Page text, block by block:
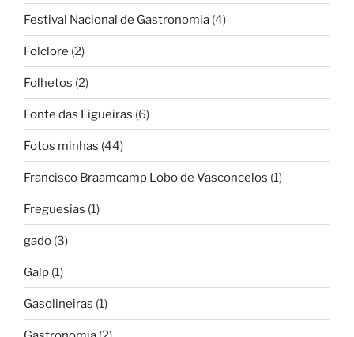
Festival Nacional de Gastronomia (4)
Folclore (2)
Folhetos (2)
Fonte das Figueiras (6)
Fotos minhas (44)
Francisco Braamcamp Lobo de Vasconcelos (1)
Freguesias (1)
gado (3)
Galp (1)
Gasolineiras (1)